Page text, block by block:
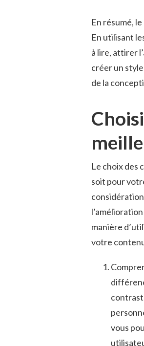
En⁢ résumé,
En utilisant
‍à lire, attirer
créer ‌un
de la
Le ‌choix des
soit pour⁢
‌manière​
votre
vous‌